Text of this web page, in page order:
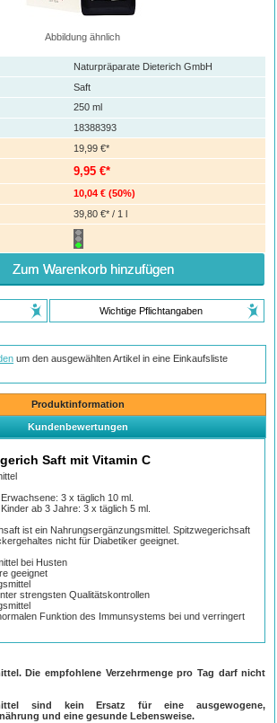
Abbildung ähnlich
Naturpräparate Dieterich GmbH
Saft
250 ml
18388393
19,99 €*
9,95 €*
10,04 € (50%)
39,80 €* / 1 l
Zum Warenkorb hinzufügen
Wichtige Pflichtangaben
um den ausgewählten Artikel in eine Einkaufsliste
Produktinformation
Kundenbewertungen
Saft mit Vitamin C
3 x täglich 10 ml.
ab 3 Jahre: 3 x täglich 5 ml.
ist ein Nahrungsergänzungsmittel. Spitzwegerichsaft
nicht für Diabetiker geeignet.
bei Husten
geeignet
strengsten Qualitätskontrollen
Funktion des Immunsystems bei und verringert
Die empfohlene Verzehrmenge pro Tag darf nicht
sind kein Ersatz für eine ausgewogene,
und eine gesunde Lebensweise.